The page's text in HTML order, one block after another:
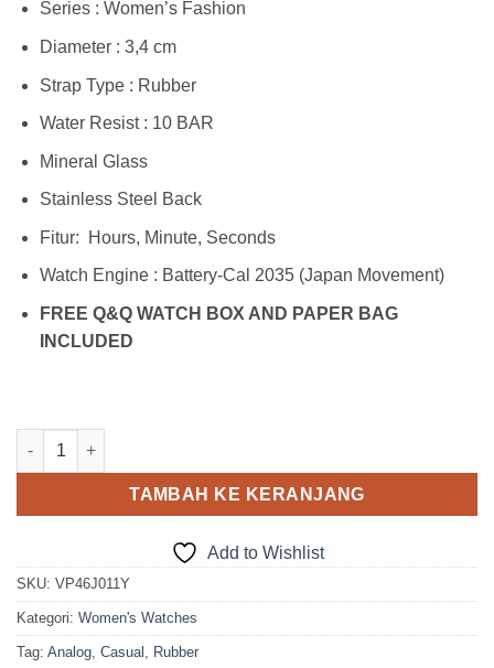
Series : Women’s Fashion
Diameter : 3,4 cm
Strap Type : Rubber
Water Resist : 10 BAR
Mineral Glass
Stainless Steel Back
Fitur: Hours, Minute, Seconds
Watch Engine : Battery-Cal 2035 (Japan Movement)
FREE Q&Q WATCH BOX AND PAPER BAG
INCLUDED
Kuantitas Q&Q VP46J011Y
TAMBAH KE KERANJANG
Add to Wishlist
SKU: VP46J011Y
Kategori: Women's Watches
Tag: Analog Casual Rubber